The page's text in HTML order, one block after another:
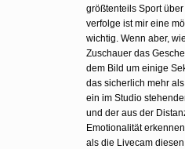
größtenteils Sport
verfolge ist mir eine
wichtig. Wenn aber,
Zuschauer das
dem Bild um einige
das sicherlich mehr
ein im Studio
und der aus der
Emotionalität
als die Livecam